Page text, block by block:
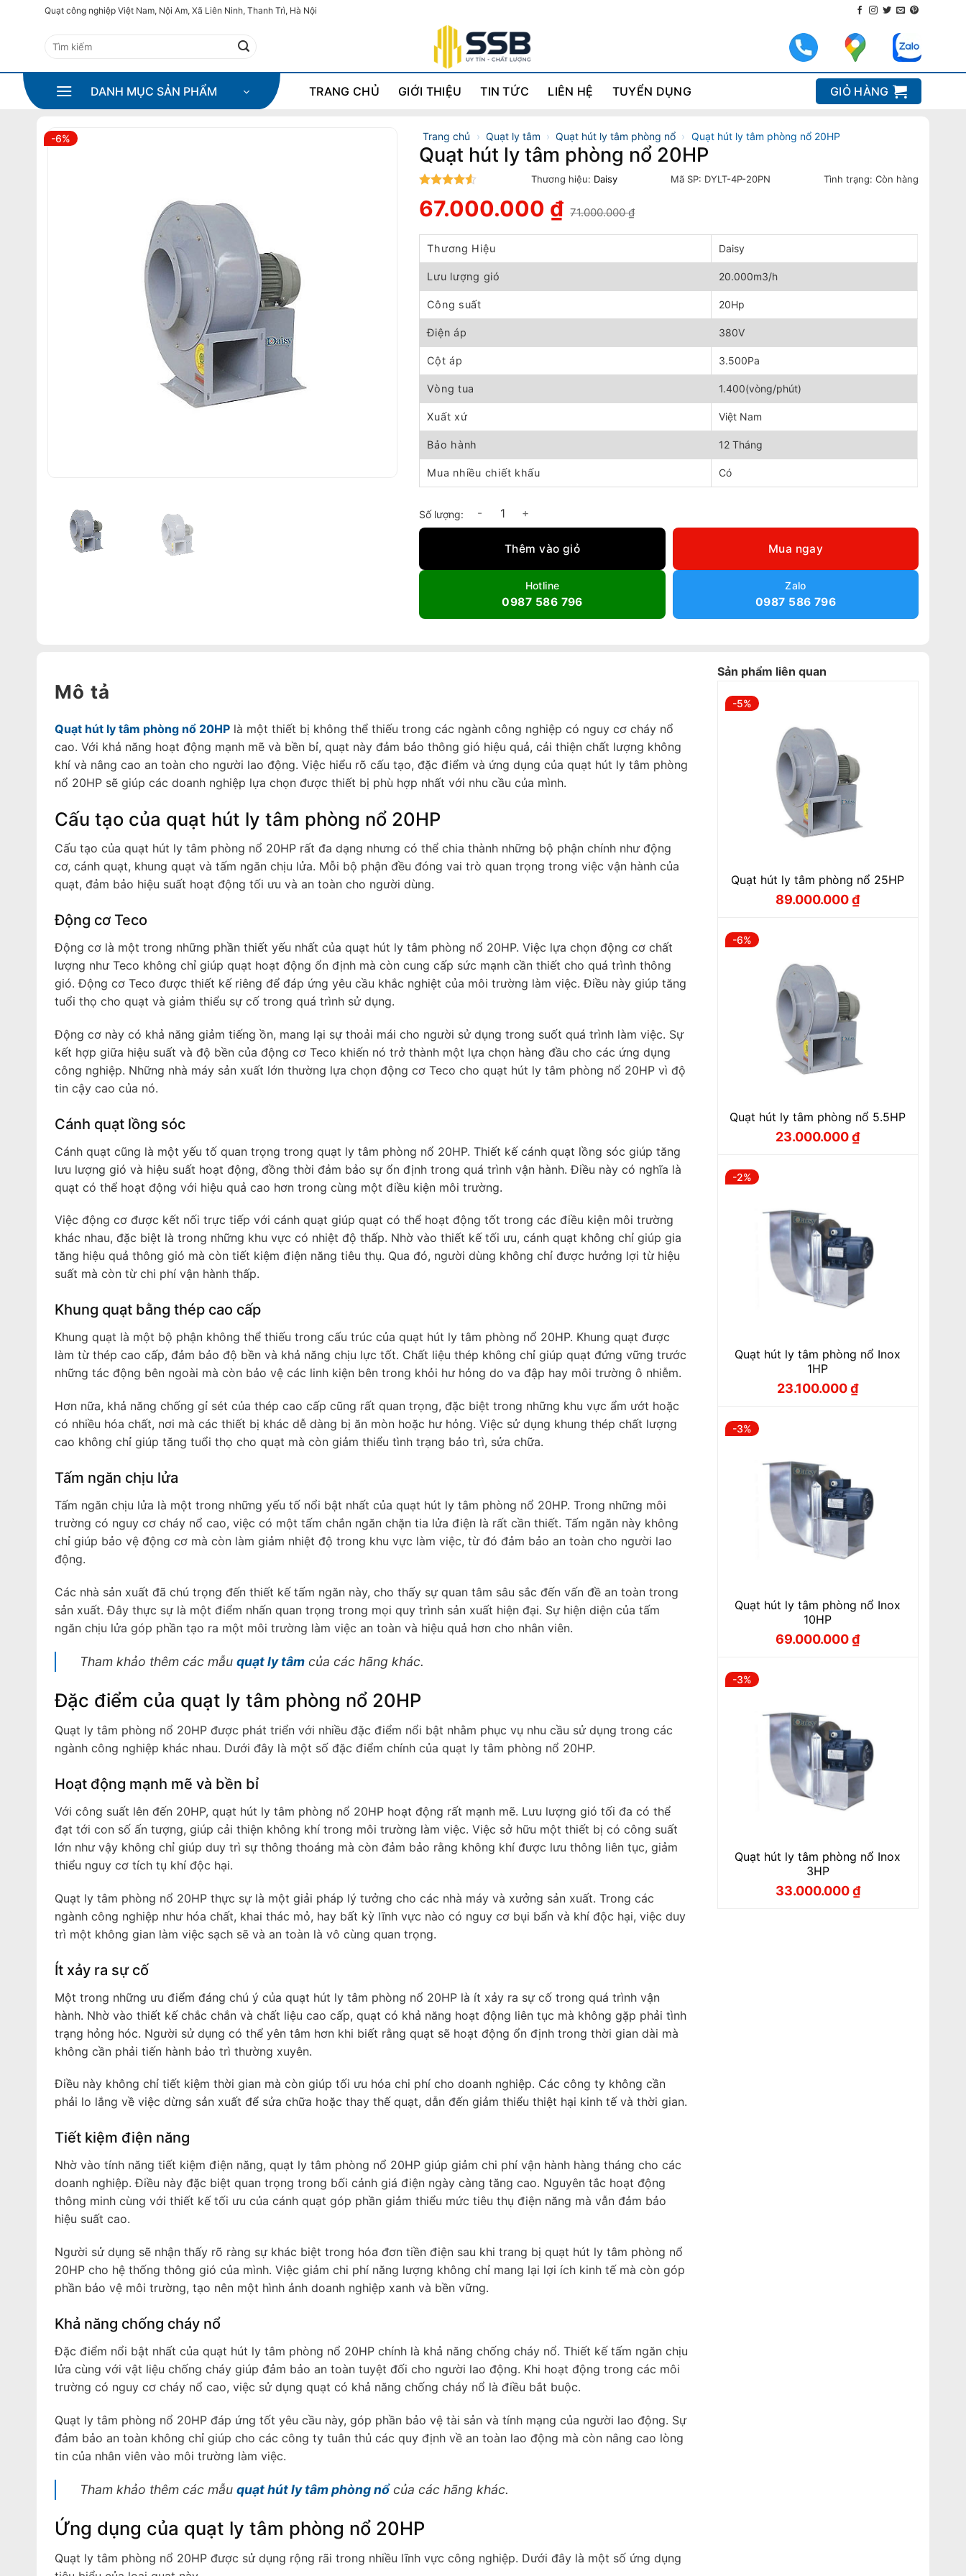
Quạt công nghiệp Việt Nam, Nội Am, Xã Liên Ninh, Thanh Trì, Hà Nội
Tìm
DANH MỤC SẢN PHẨM TRANG CHỦ GIỚI THIỆU TIN TỨC LIÊN HỆ TUYỂN DỤNG GIỎ HÀNG
-6% Trang chủ › Quạt ly tâm › Quạt hút ly tâm phòng nổ › Quạt hút ly tâm phòng nổ 20HP
Quạt hút ly tâm phòng nổ 20HP
4.5
Thương hiệu: Daisy Mã SP: DYLT-4P-20PN Tình trạng:Còn hàng
71.000.000₫
gốc
là:
71.000.000 ₫.
67.000.000 ₫
hiện
tại
67.000.000 ₫.
Thương Hiệu Daisy
Lưu lượng gió 20.000m3/h
Công suất 20Hp
Điện áp 380V
Cột áp 3.500Pa
Vòng tua 1.400(vòng/phút)
Xuất xứ Việt Nam
Bảo hành 12 Tháng
Mua nhiều chiết khấu Có
Quạt hút ly tâm phòng nổ 20HP số lượng
Thêm vào giỏ Mua ngay
Hotline
0987 586 796
Zalo
0987 586 796
Mô tả
Quạt hút ly tâm phòng nổ 20HPlà một thiết bị không thể thiếu trong các ngành công nghiệp có nguy cơ cháy nổ
cao. Với khả năng hoạt động mạnh mẽ và bền bỉ, quạt này đảm bảo thông gió hiệu quả, cải thiện chất lượng không
khí và nâng cao an toàn cho người lao động. Việc hiểu rõ cấu tạo, đặc điểm và ứng dụng của quạt hút ly tâm phòng
nổ 20HP sẽ giúp các doanh nghiệp lựa chọn được thiết bị phù hợp nhất với nhu cầu của mình.
Cấu tạo của quạt hút ly tâm phòng nổ 20HP
Cấu tạo của quạt hút ly tâm phòng nổ 20HP rất đa dạng nhưng có thể chia thành những bộ phận chính như động
cơ, cánh quạt, khung quạt và tấm ngăn chịu lửa. Mỗi bộ phận đều đóng vai trò quan trọng trong việc vận hành của
quạt, đảm bảo hiệu suất hoạt động tối ưu và an toàn cho người dùng.
Động cơ Teco
Động cơ là một trong những phần thiết yếu nhất của quạt hút ly tâm phòng nổ 20HP. Việc lựa chọn động cơ chất
lượng như Teco không chỉ giúp quạt hoạt động ổn định mà còn cung cấp sức mạnh cần thiết cho quá trình thông
gió. Động cơ Teco được thiết kế riêng để đáp ứng yêu cầu khắc nghiệt của môi trường làm việc. Điều này giúp tăng
tuổi thọ cho quạt và giảm thiểu sự cố trong quá trình sử dụng.
Động cơ này có khả năng giảm tiếng ồn, mang lại sự thoải mái cho người sử dụng trong suốt quá trình làm việc. Sự
kết hợp giữa hiệu suất và độ bền của động cơ Teco khiến nó trở thành một lựa chọn hàng đầu cho các ứng dụng
công nghiệp. Những nhà máy sản xuất lớn thường lựa chọn động cơ Teco cho quạt hút ly tâm phòng nổ 20HP vì độ
tin cậy cao của nó.
Cánh quạt lồng sóc
Cánh quạt cũng là một yếu tố quan trọng trong quạt ly tâm phòng nổ 20HP. Thiết kế cánh quạt lồng sóc giúp tăng
lưu lượng gió và hiệu suất hoạt động, đồng thời đảm bảo sự ổn định trong quá trình vận hành. Điều này có nghĩa là
quạt có thể hoạt động với hiệu quả cao hơn trong cùng một điều kiện môi trường.
Việc động cơ được kết nối trực tiếp với cánh quạt giúp quạt có thể hoạt động tốt trong các điều kiện môi trường
khác nhau, đặc biệt là trong những khu vực có nhiệt độ thấp. Nhờ vào thiết kế tối ưu, cánh quạt không chỉ giúp gia
tăng hiệu quả thông gió mà còn tiết kiệm điện năng tiêu thụ. Qua đó, người dùng không chỉ được hưởng lợi từ hiệu
suất mà còn từ chi phí vận hành thấp.
Khung quạt bằng thép cao cấp
Khung quạt là một bộ phận không thể thiếu trong cấu trúc của quạt hút ly tâm phòng nổ 20HP. Khung quạt được
làm từ thép cao cấp, đảm bảo độ bền và khả năng chịu lực tốt. Chất liệu thép không chỉ giúp quạt đứng vững trước
những tác động bên ngoài mà còn bảo vệ các linh kiện bên trong khỏi hư hỏng do va đập hay môi trường ô nhiễm.
Hơn nữa, khả năng chống gỉ sét của thép cao cấp cũng rất quan trọng, đặc biệt trong những khu vực ẩm ướt hoặc
có nhiều hóa chất, nơi mà các thiết bị khác dễ dàng bị ăn mòn hoặc hư hỏng. Việc sử dụng khung thép chất lượng
cao không chỉ giúp tăng tuổi thọ cho quạt mà còn giảm thiểu tình trạng bảo trì, sửa chữa.
Tấm ngăn chịu lửa
Tấm ngăn chịu lửa là một trong những yếu tố nổi bật nhất của quạt hút ly tâm phòng nổ 20HP. Trong những môi
trường có nguy cơ cháy nổ cao, việc có một tấm chắn ngăn chặn tia lửa điện là rất cần thiết. Tấm ngăn này không
chỉ giúp bảo vệ động cơ mà còn làm giảm nhiệt độ trong khu vực làm việc, từ đó đảm bảo an toàn cho người lao
động.
Các nhà sản xuất đã chú trọng đến thiết kế tấm ngăn này, cho thấy sự quan tâm sâu sắc đến vấn đề an toàn trong
sản xuất. Đây thực sự là một điểm nhấn quan trọng trong mọi quy trình sản xuất hiện đại. Sự hiện diện của tấm
ngăn chịu lửa góp phần tạo ra một môi trường làm việc an toàn và hiệu quả hơn cho nhân viên.
Tham khảo thêm các mẫu quạt ly tâmcủa các hãng khác.
Đặc điểm của quạt ly tâm phòng nổ 20HP
Quạt ly tâm phòng nổ 20HP được phát triển với nhiều đặc điểm nổi bật nhằm phục vụ nhu cầu sử dụng trong các
ngành công nghiệp khác nhau. Dưới đây là một số đặc điểm chính của quạt ly tâm phòng nổ 20HP.
Hoạt động mạnh mẽ và bền bỉ
Với công suất lên đến 20HP, quạt hút ly tâm phòng nổ 20HP hoạt động rất mạnh mẽ. Lưu lượng gió tối đa có thể
đạt tới con số ấn tượng, giúp cải thiện không khí trong môi trường làm việc. Việc sở hữu một thiết bị có công suất
lớn như vậy không chỉ giúp duy trì sự thông thoáng mà còn đảm bảo rằng không khí được lưu thông liên tục, giảm
thiểu nguy cơ tích tụ khí độc hại.
Quạt ly tâm phòng nổ 20HP thực sự là một giải pháp lý tưởng cho các nhà máy và xưởng sản xuất. Trong các
ngành công nghiệp như hóa chất, khai thác mỏ, hay bất kỳ lĩnh vực nào có nguy cơ bụi bẩn và khí độc hại, việc duy
trì một không gian làm việc sạch sẽ và an toàn là vô cùng quan trọng.
Ít xảy ra sự cố
Một trong những ưu điểm đáng chú ý của quạt hút ly tâm phòng nổ 20HP là ít xảy ra sự cố trong quá trình vận
hành. Nhờ vào thiết kế chắc chắn và chất liệu cao cấp, quạt có khả năng hoạt động liên tục mà không gặp phải tình
trạng hỏng hóc. Người sử dụng có thể yên tâm hơn khi biết rằng quạt sẽ hoạt động ổn định trong thời gian dài mà
không cần phải tiến hành bảo trì thường xuyên.
Điều này không chỉ tiết kiệm thời gian mà còn giúp tối ưu hóa chi phí cho doanh nghiệp. Các công ty không cần
phải lo lắng về việc dừng sản xuất để sửa chữa hoặc thay thế quạt, dẫn đến giảm thiểu thiệt hại kinh tế và thời gian.
Tiết kiệm điện năng
Nhờ vào tính năng tiết kiệm điện năng, quạt ly tâm phòng nổ 20HP giúp giảm chi phí vận hành hàng tháng cho các
doanh nghiệp. Điều này đặc biệt quan trọng trong bối cảnh giá điện ngày càng tăng cao. Nguyên tắc hoạt động
thông minh cùng với thiết kế tối ưu của cánh quạt góp phần giảm thiểu mức tiêu thụ điện năng mà vẫn đảm bảo
hiệu suất cao.
Người sử dụng sẽ nhận thấy rõ ràng sự khác biệt trong hóa đơn tiền điện sau khi trang bị quạt hút ly tâm phòng nổ
20HP cho hệ thống thông gió của mình. Việc giảm chi phí năng lượng không chỉ mang lại lợi ích kinh tế mà còn góp
phần bảo vệ môi trường, tạo nên một hình ảnh doanh nghiệp xanh và bền vững.
Khả năng chống cháy nổ
Đặc điểm nổi bật nhất của quạt hút ly tâm phòng nổ 20HP chính là khả năng chống cháy nổ. Thiết kế tấm ngăn chịu
lửa cùng với vật liệu chống cháy giúp đảm bảo an toàn tuyệt đối cho người lao động. Khi hoạt động trong các môi
trường có nguy cơ cháy nổ cao, việc sử dụng quạt có khả năng chống cháy nổ là điều bắt buộc.
Quạt ly tâm phòng nổ 20HP đáp ứng tốt yêu cầu này, góp phần bảo vệ tài sản và tính mạng của người lao động. Sự
đảm bảo an toàn không chỉ giúp cho các công ty tuân thủ các quy định về an toàn lao động mà còn nâng cao lòng
tin của nhân viên vào môi trường làm việc.
Tham khảo thêm các mẫu quạt hút ly tâm phòng nổcủa các hãng khác.
Ứng dụng của quạt ly tâm phòng nổ 20HP
Quạt ly tâm phòng nổ 20HP được sử dụng rộng rãi trong nhiều lĩnh vực công nghiệp. Dưới đây là một số ứng dụng
Sản phẩm liên quan
-5%
Quạt hút ly tâm phòng nổ 25HP
Giá
89.000.000₫
Giá
-6%
Quạt hút ly tâm phòng nổ 5.5HP
Giá
23.000.000₫
Giá
-2%
Quạt hút ly tâm phòng nổ Inox
1HP
Giá
23.100.000₫
Giá
-3%
Quạt hút ly tâm phòng nổ Inox
10HP
Giá
69.000.000₫
Giá
-3%
Quạt hút ly tâm phòng nổ Inox
3HP
Giá
33.000.000₫
Giá